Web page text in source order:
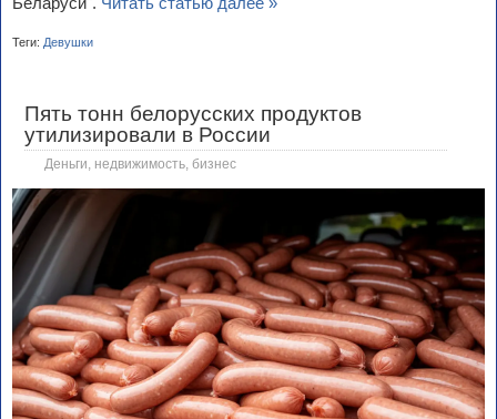
Теги: Девушки
Пять тонн белорусских продуктов
утилизировали в России
Деньги, недвижимость, бизнес